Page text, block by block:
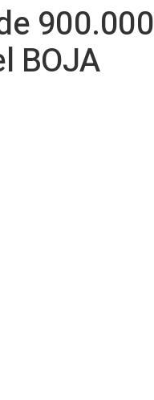
900.000
BOJA